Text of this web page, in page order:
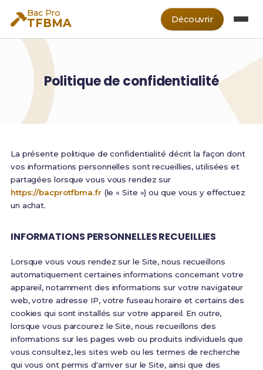
Bac Pro
TFBMA Découvrir
Politique de confidentialité
La présente politique de confidentialité décrit la façon dont
vos informations personnelles sont recueillies, utilisées et
partagées lorsque vous vous rendez sur
https://bacprotfbma.fr (le « Site ») ou que vous y effectuez
un achat.
INFORMATIONS PERSONNELLES RECUEILLIES
Lorsque vous vous rendez sur le Site, nous recueillons
automatiquement certaines informations concernant votre
appareil, notamment des informations sur votre navigateur
web, votre adresse IP, votre fuseau horaire et certains des
cookies qui sont installés sur votre appareil. En outre,
lorsque vous parcourez le Site, nous recueillons des
informations sur les pages web ou produits individuels que
vous consultez, les sites web ou les termes de recherche
qui vous ont permis d'arriver sur le Site, ainsi que des